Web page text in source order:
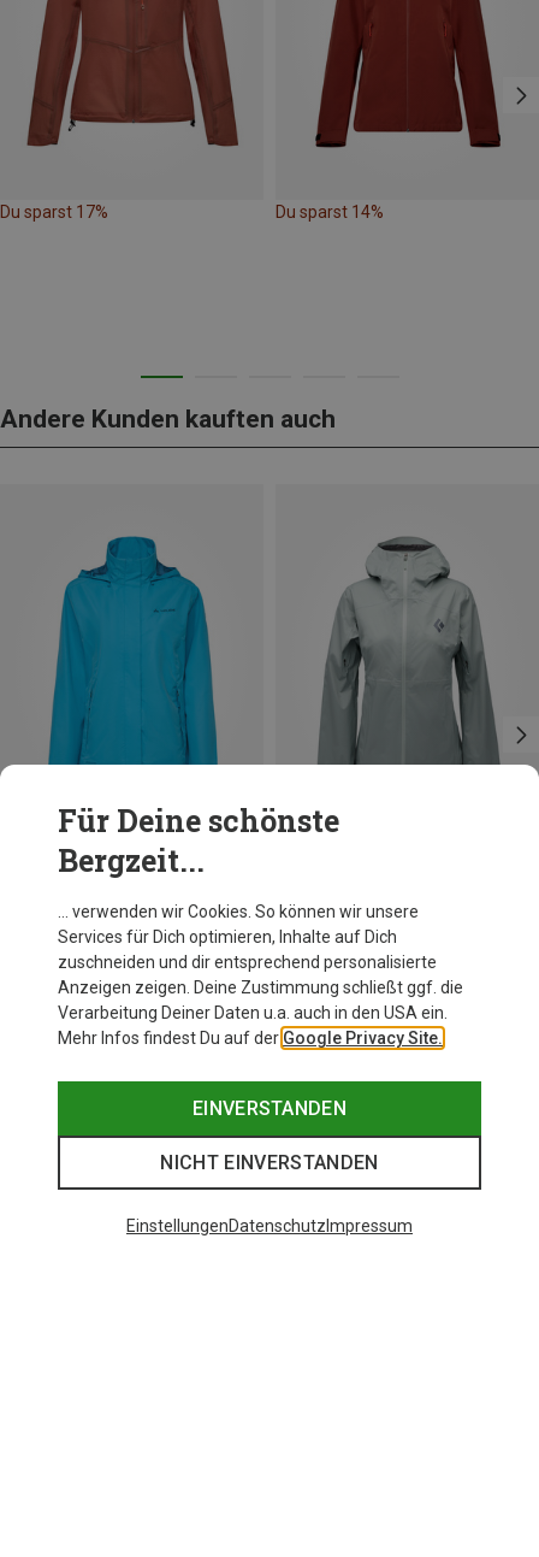
Du sparst 17% Du sparst 14%
Andere Kunden kauften auch
Du sparst 27%
Für Deine schönste
Bergzeit...
… verwenden wir Cookies. So können wir unsere
Services für Dich optimieren, Inhalte auf Dich
zuschneiden und dir entsprechend personalisierte
Anzeigen zeigen. Deine Zustimmung schließt ggf. die
Verarbeitung Deiner Daten u.a. auch in den USA ein.
Mehr Infos findest Du auf der Google Privacy Site.
EINVERSTANDEN
NICHT EINVERSTANDEN
EinstellungenDatenschutz Impressum